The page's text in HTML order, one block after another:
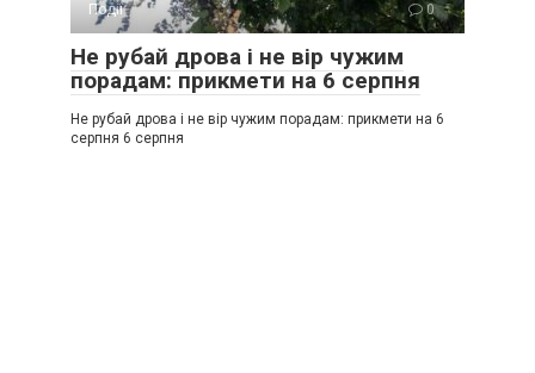
Події 0
Не рубай дрова і не вір чужим
порадам: прикмети на 6 серпня
Не рубай дрова і не вір чужим порадам: прикмети на 6
серпня 6 серпня